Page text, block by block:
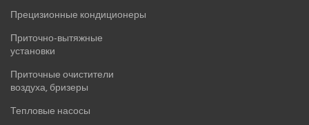
Прецизионные кондиционеры
Приточно-вытяжные
установки
Приточные очистители
воздуха, бризеры
Тепловые насосы